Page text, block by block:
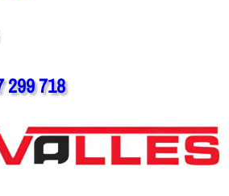
299 718